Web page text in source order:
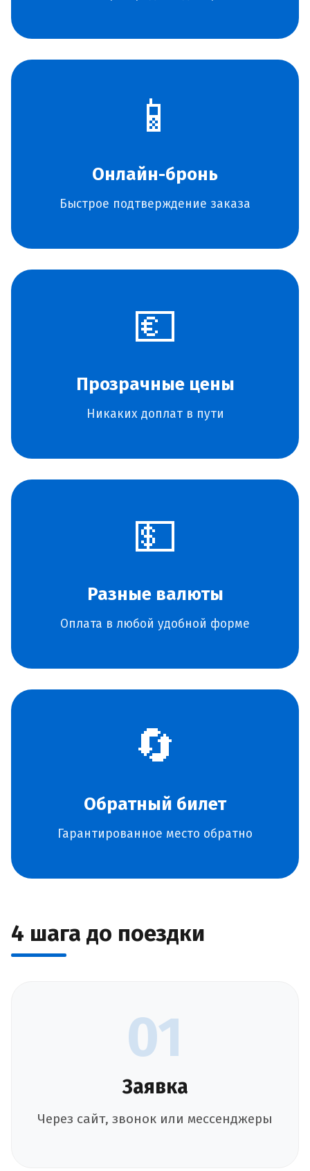
📱
Онлайн-бронь
Быстрое подтверждение заказа
💶
Прозрачные цены
Никаких доплат в пути
💵
Разные валюты
Оплата в любой удобной форме
🔄
Обратный билет
Гарантированное место обратно
4 шага до поездки
01
Заявка
Через сайт, звонок или мессенджеры